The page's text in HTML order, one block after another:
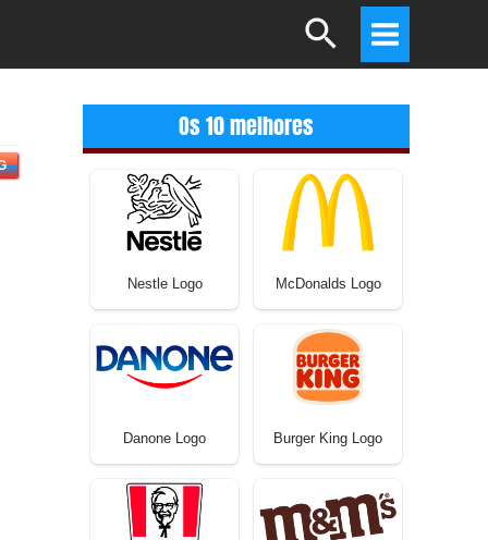
Search
Main
Menu
Os 10 melhores
Nestle Logo McDonalds Logo
Danone Logo Burger King Logo